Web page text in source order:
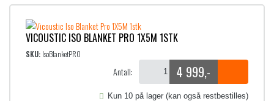
VICOUSTIC ISO BLANKET PRO 1X5M 1STK
SKU: IsoBlanketPRO
Antall: 4 999,-
Kun 10 på lager (kan også restbestilles)